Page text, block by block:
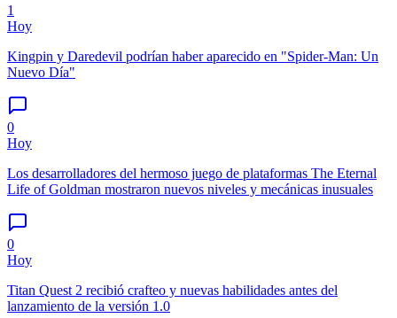
1
Hoy
Kingpin y Daredevil podrían haber aparecido en "Spider-Man: Un
Nuevo Día"
0
Hoy
Los desarrolladores del hermoso juego de plataformas The Eternal
Life of Goldman mostraron nuevos niveles y mecánicas inusuales
0
Hoy
Titan Quest 2 recibió crafteo y nuevas habilidades antes del
lanzamiento de la versión 1.0